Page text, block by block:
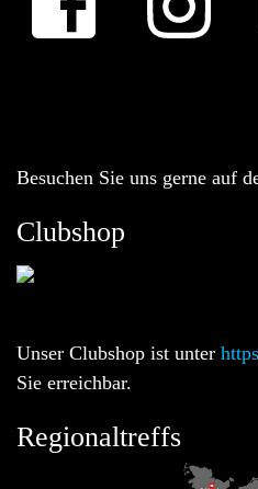
Besuchen Sie uns gerne auf
Clubshop
Unser Clubshop ist unter
Sie erreichbar.
Regionaltreffs